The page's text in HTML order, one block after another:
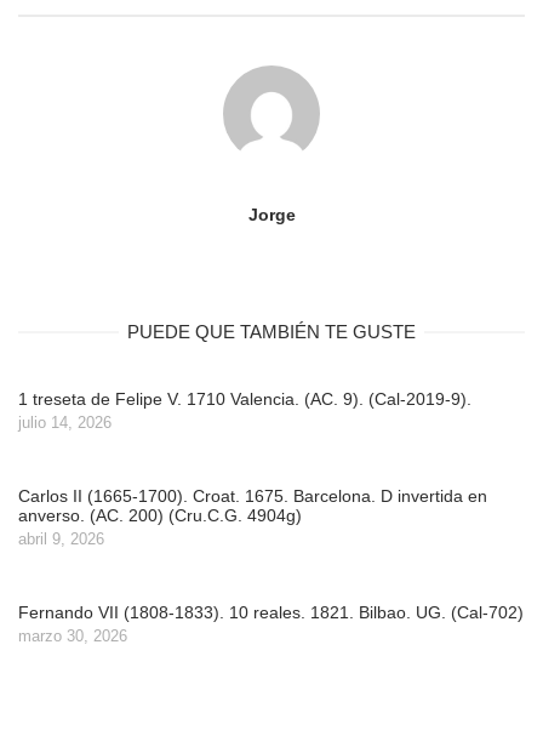
Jorge
PUEDE QUE TAMBIÉN TE GUSTE
1 treseta de Felipe V. 1710 Valencia. (AC. 9). (Cal-2019-9).
julio 14, 2026
Carlos II (1665-1700). Croat. 1675. Barcelona. D invertida en
anverso. (AC. 200) (Cru.C.G. 4904g)
abril 9, 2026
Fernando VII (1808-1833). 10 reales. 1821. Bilbao. UG. (Cal-702)
marzo 30, 2026